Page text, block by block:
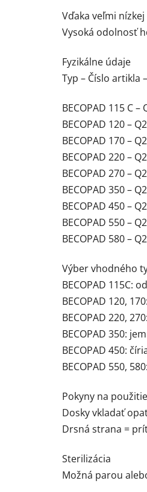
Vďaka veľmi
Vysoká odolnosť
Fyzikálne údaje
Typ – Číslo artikla
BECOPAD 115 C –
BECOPAD 120 –
BECOPAD 170 –
BECOPAD 220 –
BECOPAD 270 –
BECOPAD 350 –
BECOPAD 450 –
BECOPAD 550 –
BECOPAD 580 –
Výber vhodného
BECOPAD 115C:
BECOPAD 120,
BECOPAD 220,
BECOPAD 350:
BECOPAD 450:
BECOPAD 550,
Pokyny na použitie
Dosky vkladať
Drsná strana =
Sterilizácia
Možná parou